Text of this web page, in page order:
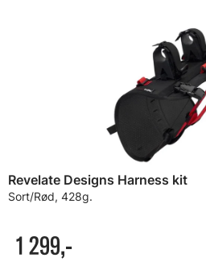
Revelate Designs Harness kit
Sort/Rød, 428g.
1 299,-